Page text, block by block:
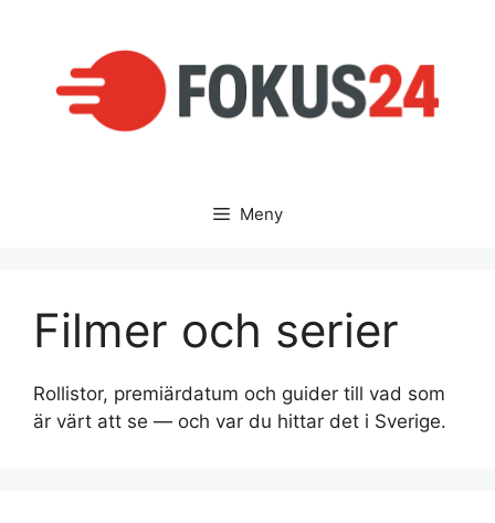
Meny
Filmer och serier
Rollistor, premiärdatum och guider till vad som
är värt att se — och var du hittar det i Sverige.